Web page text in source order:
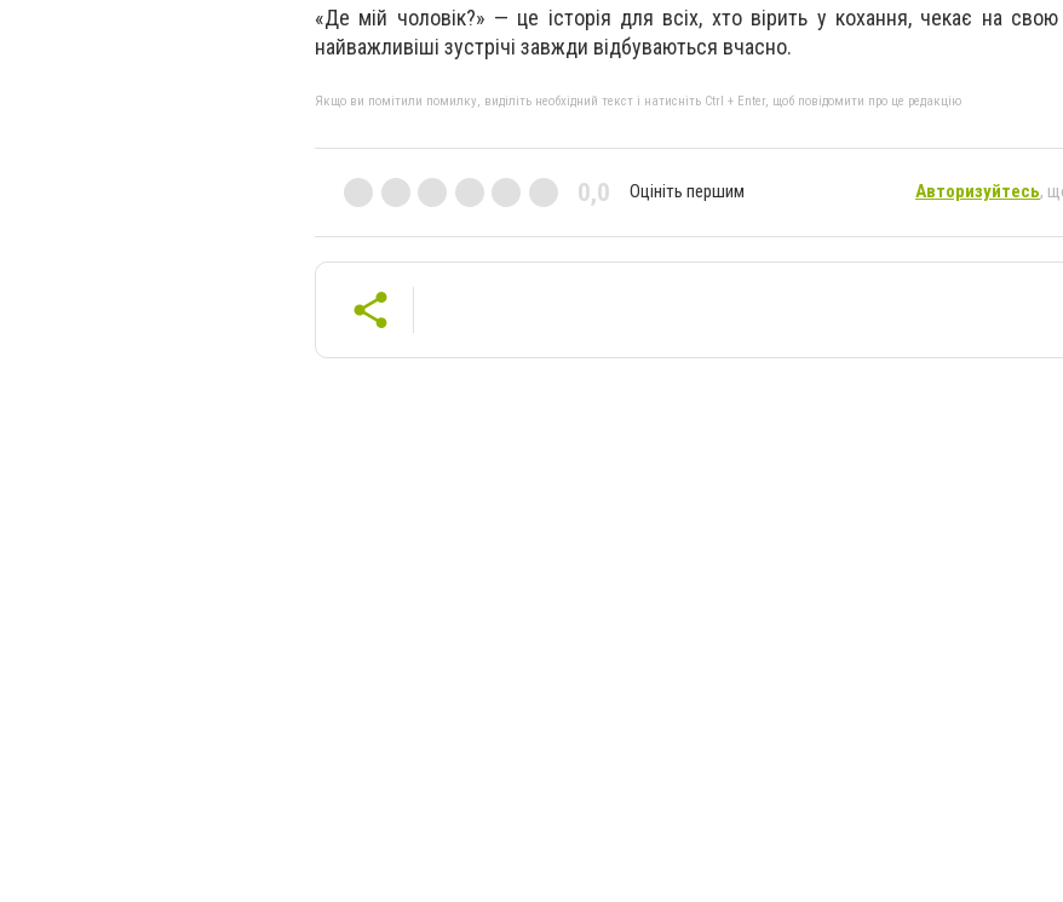
«Де мій чоловік?» — це історія для всіх, хто вірить у кохання, чекає на
найважливіші зустрічі завжди відбуваються вчасно.
Якщо ви помітили помилку, виділіть необхідний текст і натисніть Ctrl + Enter, щоб повідомити про це редакцію
0,0 Оцініть першим Авторизуйтесь,